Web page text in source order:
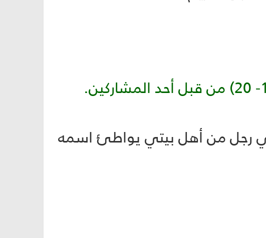
- يُفتتح النشاط بتلاوة آيات مباركة من سورة لقمان (الآيات 12- 20) من قبل أحد المشاركين.
رجل من أهل بيتي يواطئ اسمه